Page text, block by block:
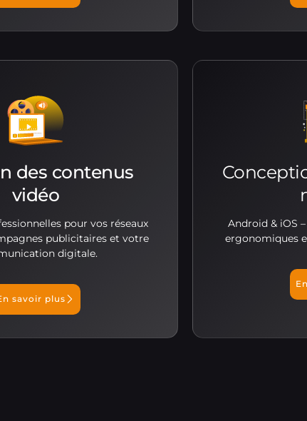
des contenus
vidéo
pour vos réseaux
publicitaires et votre
digitale.
savoir plus
Android & iOS
ergonomiques